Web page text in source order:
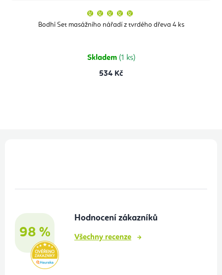
Bodhi Set masážního nářadí z tvrdého dřeva 4 ks
produktu
je
Skladem (1 ks)
534 Kč
98 %
Hodnocení zákazníků
Všechny recenze